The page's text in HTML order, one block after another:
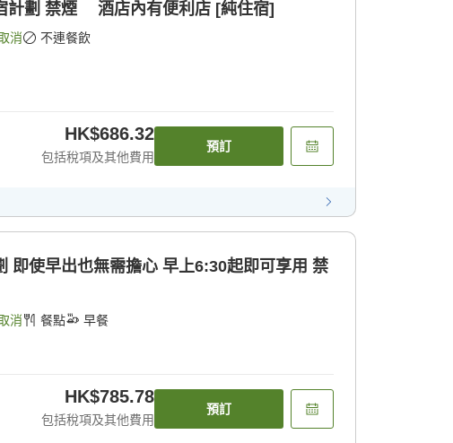
家庭經濟型只住宿計劃 禁煙 酒店內有便利店 [純住宿]
消 不連餐飲
HK$686.32
包括稅項及其他費用
預訂
即使早出也無需擔心 早上6:30起即可享用 禁
消 餐點 早餐
HK$785.78
包括稅項及其他費用
預訂